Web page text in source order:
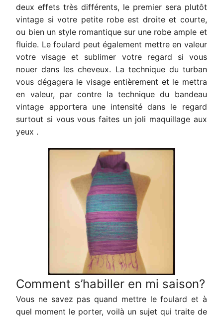
deux effets très différents, le premier sera plutôt
vintage si votre petite robe est droite et courte,
ou bien un style romantique sur une robe ample et
fluide. Le foulard peut également mettre en valeur
votre visage et sublimer votre regard si vous
nouer dans les cheveux. La technique du turban
vous dégagera le visage entièrement et le mettra
en valeur, par contre la technique du bandeau
vintage apportera une intensité dans le regard
surtout si vous vous faites un joli maquillage aux
yeux .
Comment s’habiller en mi saison?
Vous ne savez pas quand mettre le foulard et à
quel moment le porter, voilà un sujet qui traite de